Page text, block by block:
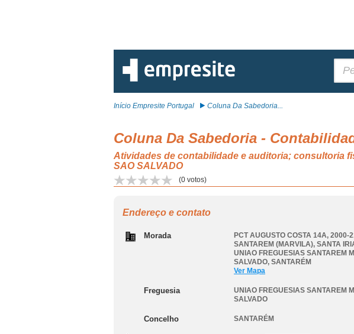
Início Empresite Portugal Coluna Da Sabedoria...
Coluna Da Sabedoria -
Atividades de contabilidade e auditoria; consultoria
SAO SALVADO
(0 votos)
Endereço e contato
Morada
PCT AUGUSTO COSTA 14A,
SANTAREM (MARVILA), SANTA
UNIAO FREGUESIAS SANTAREM
SALVADO, SANTARÉM
Ver Mapa
Freguesia
UNIAO FREGUESIAS SANTAREM
SALVADO
Concelho SANTARÉM